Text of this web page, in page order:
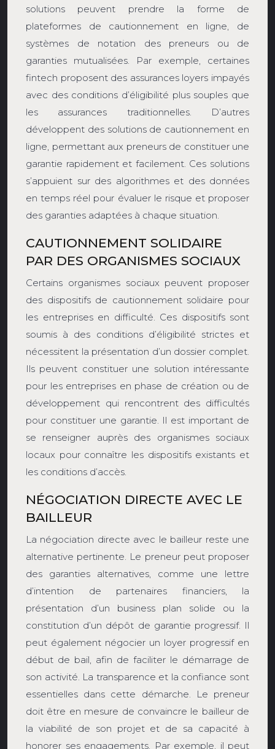
solutions peuvent prendre la forme de
plateformes de cautionnement en ligne, de
systèmes de notation des preneurs ou de
garanties mutualisées. Par exemple, certaines
fintech proposent des assurances loyers impayés
avec des conditions d’éligibilité plus souples que
les assurances traditionnelles. D’autres
développent des solutions de cautionnement en
ligne, permettant aux preneurs de constituer une
garantie rapidement et facilement. Ces solutions
s’appuient sur des algorithmes et des données
en temps réel pour évaluer le risque et proposer
des garanties adaptées à chaque situation.
CAUTIONNEMENT SOLIDAIRE
PAR DES ORGANISMES SOCIAUX
Certains organismes sociaux peuvent proposer
des dispositifs de cautionnement solidaire pour
les entreprises en difficulté. Ces dispositifs sont
soumis à des conditions d’éligibilité strictes et
nécessitent la présentation d’un dossier complet.
Ils peuvent constituer une solution intéressante
pour les entreprises en phase de création ou de
développement qui rencontrent des difficultés
pour constituer une garantie. Il est important de
se renseigner auprès des organismes sociaux
locaux pour connaître les dispositifs existants et
les conditions d’accès.
NÉGOCIATION DIRECTE AVEC LE
BAILLEUR
La négociation directe avec le bailleur reste une
alternative pertinente. Le preneur peut proposer
des garanties alternatives, comme une lettre
d’intention de partenaires financiers, la
présentation d’un business plan solide ou la
constitution d’un dépôt de garantie progressif. Il
peut également négocier un loyer progressif en
début de bail, afin de faciliter le démarrage de
son activité. La transparence et la confiance sont
essentielles dans cette démarche. Le preneur
doit être en mesure de convaincre le bailleur de
la viabilité de son projet et de sa capacité à
honorer ses engagements. Par exemple, il peut